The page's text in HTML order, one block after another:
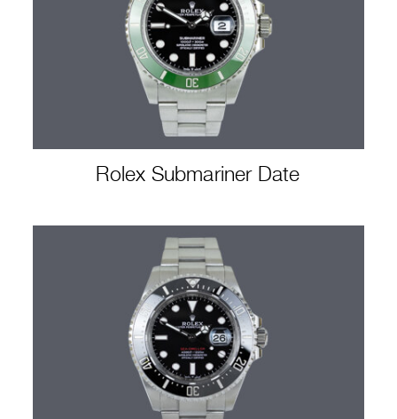
Rolex Submariner Date